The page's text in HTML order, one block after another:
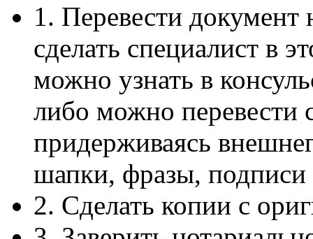
1. Перевести
сделать специалист в
можно узнать в
либо можно перевести
придерживаясь
шапки, фразы, подписи
2. Сделать копии с